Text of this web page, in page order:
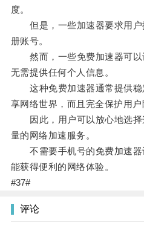
度。
但是，一些加速器要求用户
册账号。
然而，一些免费加速器可以
无需提供任何个人信息。
这种免费加速器通常提供稳
享网络世界，而且完全保护用户
因此，用户可以放心地选择
量的网络加速服务。
不需要手机号的免费加速器
能获得便利的网络体验。
#37#
评论